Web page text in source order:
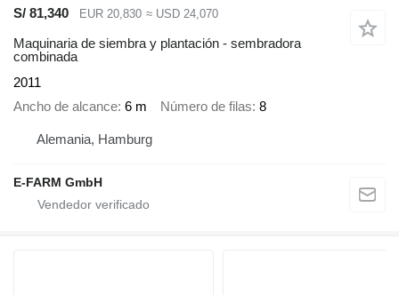
S/ 81,340
EUR 20,830 ≈ USD 24,070
Maquinaria de siembra y plantación - sembradora
combinada
2011
Ancho de alcance 6 m Número de filas 8
Alemania, Hamburg
E-FARM GmbH